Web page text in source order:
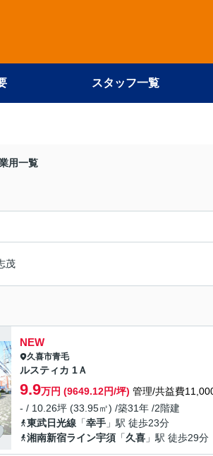
スタッフ一覧
用一覧
茂
NEW
久喜市青毛
ルスティカ 1Ａ
9.9万円 (9649.12円/坪) 管理/共益費
- / 10.26坪 (33.95㎡) /築31年 /2階建
東武日光線 「幸手 」駅 徒歩23分
湘南新宿ライン宇須 「久喜 」駅 徒歩29分